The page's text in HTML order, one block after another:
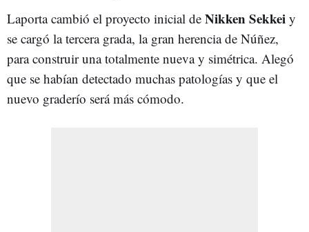
Laporta cambió el proyecto inicial de Nikken Sekkei y
se cargó la tercera grada, la gran herencia de Núñez,
para construir una totalmente nueva y simétrica. Alegó
que se habían detectado muchas patologías y que el
nuevo graderío será más cómodo.